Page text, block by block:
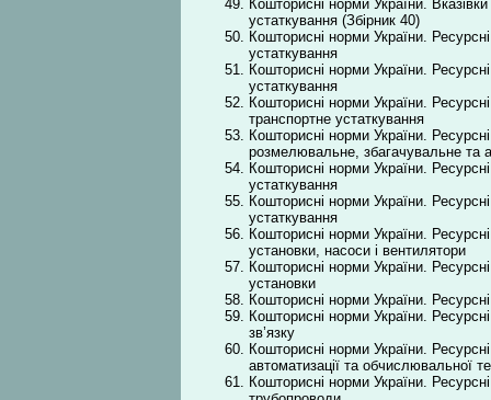
Кошторисні норми України.
устаткування (Збірник 40)
Кошторисні норми України.
устаткування
Кошторисні норми України.
устаткування
Кошторисні норми України.
транспортне устаткування
Кошторисні норми України.
розмелювальне, збагачувальне та
Кошторисні норми України.
устаткування
Кошторисні норми України.
устаткування
Кошторисні норми України.
установки, насоси і вентилятори
Кошторисні норми України.
установки
Кошторисні норми України.
Кошторисні норми України.
зв’язку
Кошторисні норми України.
автоматизації та обчислювальної
Кошторисні норми України.